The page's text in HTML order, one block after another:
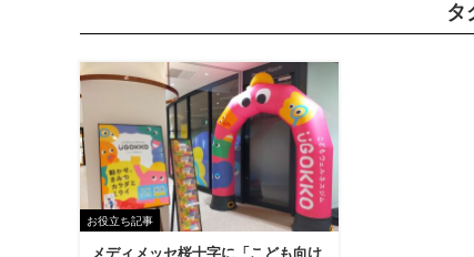
タ
お役立ち記事
メディメッセ桜十字に「こども向け